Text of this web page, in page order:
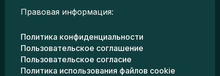
Правовая информация:
Политика конфиденциальности
Пользовательское соглашение
Пользовательское согласие
Политика использования файлов cookie